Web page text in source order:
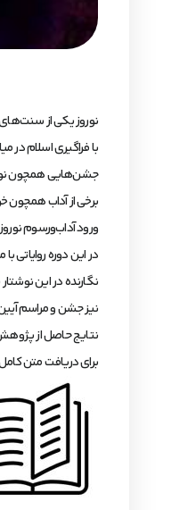
نوروز یکی از
با فراگیری اسلام
جشن‌هایی همچون
برخی از آداب همچون
ورود آداب‌ورسوم
در این دوره
نگارنده در این
نیز جشن و مراسم
نتایج حاصل از پژوهش
برای دریافت متن